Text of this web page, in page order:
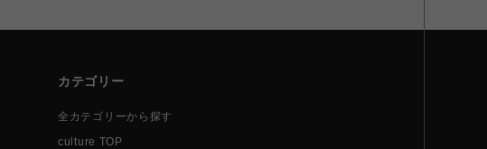
カテゴリー
全カテゴリーから探す
culture TOP